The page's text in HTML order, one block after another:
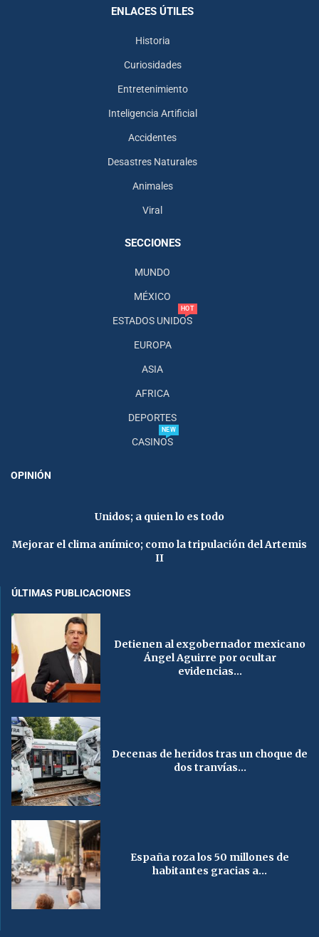
ENLACES ÚTILES
Historia
Curiosidades
Entretenimiento
Inteligencia Artificial
Accidentes
Desastres Naturales
Animales
Viral
SECCIONES
MUNDO
MÉXICO
ESTADOS UNIDOS
HOT
EUROPA
ASIA
AFRICA
DEPORTES
CASINOS
NEW
OPINIÓN
Unidos; a quien lo es todo
Mejorar el clima anímico; como la tripulación del Artemis
II
ÚLTIMAS PUBLICACIONES
Detienen al exgobernador mexicano
Ángel Aguirre por ocultar
evidencias...
Decenas de heridos tras un choque de
dos tranvías...
España roza los 50 millones de
habitantes gracias a...